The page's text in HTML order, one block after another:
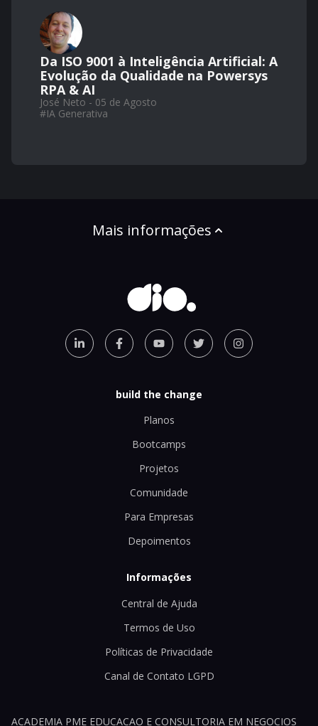
Da ISO 9001 à Inteligência Artificial: A
Evolução da Qualidade na Powersys
RPA & AI
José Neto - 05 de Agosto
#IA Generativa
Mais informações
build the change
Planos
Bootcamps
Projetos
Comunidade
Para Empresas
Depoimentos
Informações
Central de Ajuda
Termos de Uso
Políticas de Privacidade
Canal de Contato LGPD
ACADEMIA PME EDUCACAO E CONSULTORIA EM NEGOCIOS